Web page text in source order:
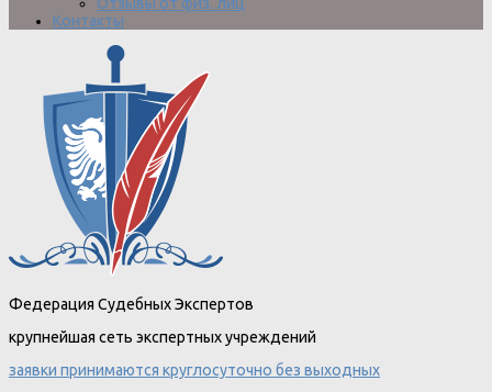
Отзывы от физ. лиц
Контакты
Федерация Судебных Экспертов
крупнейшая сеть экспертных учреждений
заявки принимаются круглосуточно без выходных